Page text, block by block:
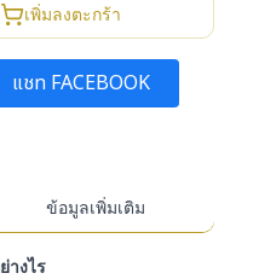
เพิ่มลงตะกร้า
แชท FACEBOOK
ข้อมูลเพิ่มเติม
างไร